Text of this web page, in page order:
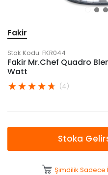
Fakir
Stok Kodu: FKR044
Fakir Mr.Chef Quadro
Watt
(4)
Stoka
Şimdilik Sadece